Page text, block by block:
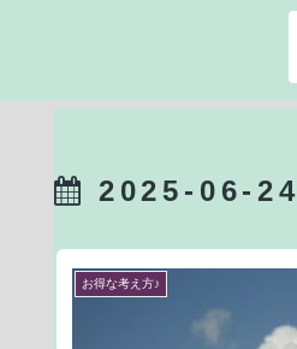
2025-06-24
お得な考え方♪